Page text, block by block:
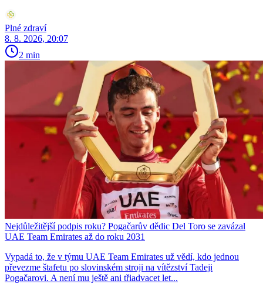
Plné zdraví
8. 8. 2026, 20:07
2 min
Nejdůležitější podpis roku? Pogačarův dědic Del Toro se zavázal
UAE Team Emirates až do roku 2031
Vypadá to, že v týmu UAE Team Emirates už vědí, kdo jednou
převezme štafetu po slovinském stroji na vítězství Tadeji
Pogačarovi. A není mu ještě ani třiadvacet let...